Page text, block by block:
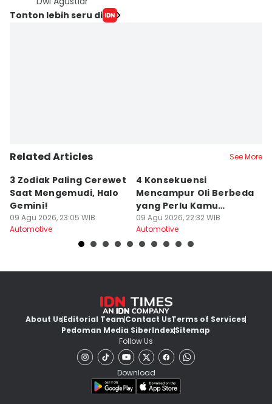
Tonton lebih seru di
Related Articles See More
3 Zodiak Paling Cerewet
Saat Mengemudi, Halo
Gemini!
09 Agu 2026, 23:05 WIB
Automotive
4 Konsekuensi
Mencampur Oli Berbeda
yang Perlu Kamu
Hindari
09 Agu 2026, 22:32 WIB
Automotive
About UsEditorial TeamContact UsTerms of Services
Pedoman Media SiberIndexSitemap
Follow Us
Download